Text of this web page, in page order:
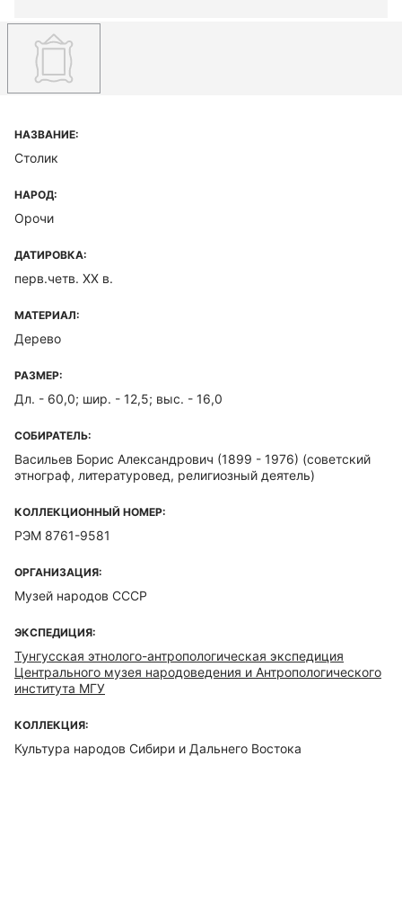
НАЗВАНИЕ:
Столик
НАРОД:
Орочи
ДАТИРОВКА:
перв.четв. XX в.
МАТЕРИАЛ:
Дерево
РАЗМЕР:
Дл. - 60,0; шир. - 12,5; выс. - 16,0
СОБИРАТЕЛЬ:
Васильев Борис Александрович (1899 - 1976) (советский
этнограф, литературовед, религиозный деятель)
КОЛЛЕКЦИОННЫЙ НОМЕР:
РЭМ 8761-9581
ОРГАНИЗАЦИЯ:
Музей народов СССР
ЭКСПЕДИЦИЯ:
Тунгусская этнолого-антропологическая экспедиция
Центрального музея народоведения и Антропологического
института МГУ
КОЛЛЕКЦИЯ:
Культура народов Сибири и Дальнего Востока